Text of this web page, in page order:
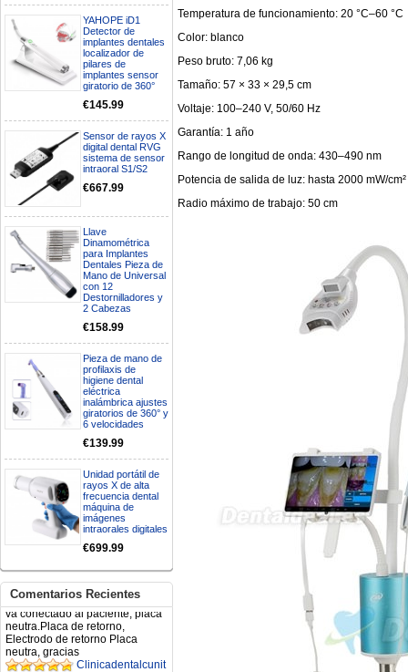
YAHOPE iD1
Detector de
implantes dentales
localizador de
pilares de
implantes sensor
giratorio de 360°
€145.99
Sensor de rayos X
digital dental RVG
sistema de sensor
intraoral S1/S2
€667.99
Llave
Dinamométrica
para Implantes
Dentales Pieza de
Mano de Universal
con 12
Destornilladores y
2 Cabezas
€158.99
Pieza de mano de
profilaxis de
higiene dental
eléctrica
inalámbrica ajustes
giratorios de 360° y
6 velocidades
€139.99
Unidad portátil de
rayos X de alta
frecuencia dental
máquina de
imágenes
intraorales digitales
€699.99
Comentarios Recientes
Boa noite gostaria de saber se
seria possível entrega em
Portugal e quanto tempo no
máximo demoraria pra a morada
av Francisco Sá Carneiro n40
5430-423 Valpacos do seguinte
produto - Motor eléctrico dental
inalámbrico IPR pieza de mano
ortodoncia y pulido 2 en 1.
Rita
29/07/2026
N.2026060712980804 ,
BUENOS DIAS CUANDO
RECIBIRE MI PEDIDO,
GRACIAS
clinicadentalcunit
11/06/2026
Hola buenos días respecto al
electróbisturí, quisiera saber si
tiene una "toma a tierra" lo que
va conectado al paciente, placa
neutra.Placa de retorno,
Electrodo de retorno Placa
neutra, gracias
Clinicadentalcunit
07/06/2026
Temperatura de funcionamiento: 20 °C–60 °C
Color: blanco
Peso bruto: 7,06 kg
Tamaño: 57 × 33 × 29,5 cm
Voltaje: 100–240 V, 50/60 Hz
Garantía: 1 año
Rango de longitud de onda: 430–490 nm
Potencia de salida de luz: hasta 2000 mW/cm²
Radio máximo de trabajo: 50 cm